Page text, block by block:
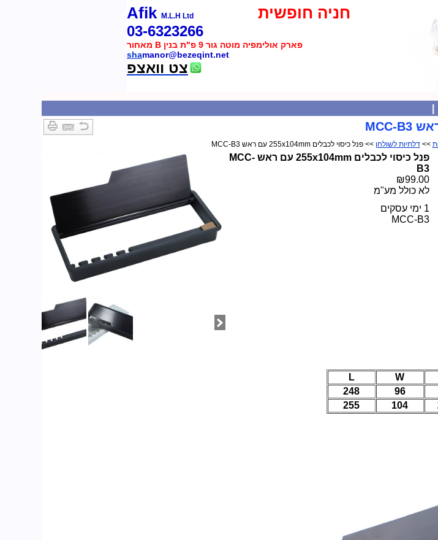
חניה חופשית M.L.H Ltd
03-6323266
פארק אולימפיה מוטה גור 9 פ"ת בנין B מאחור
shamanor@bezeqint.net
צט וואצפ
>>דלתיות לשולחן >> פנל כיסוי לכבלים 255x104mm עם ראש MCC-B3
פנל כיסוי לכבלים 255x104mm עם ראש MCC-
B3
₪99.00
לא כולל מע"מ
1 ימי עסקים
MCC-B3
W
L
96
248
104
255